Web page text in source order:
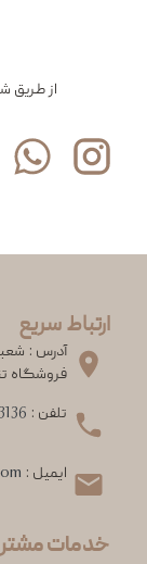
از طریق
ارتباط سریع
فروشگاه
تلفن :
ایمیل :
خدمات